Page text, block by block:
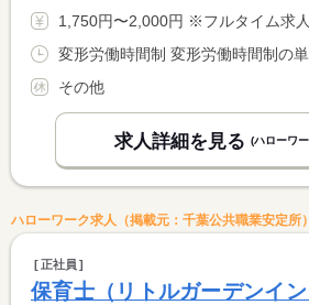
1,750円〜2,000円 ※フルタイム求人の場合は月額（換算額）、パート
その他
求人詳細を見る (ハローワ
ハローワーク求人（掲載元：千葉公共職業安定所）
正社員
保育士（リトルガーデンイ